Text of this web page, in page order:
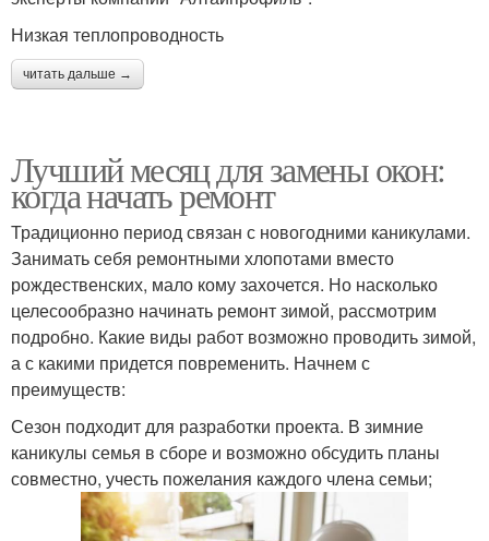
Низкая теплопроводность
читать дальше →
Лучший месяц для замены окон:
когда начать ремонт
Традиционно период связан с новогодними каникулами.
Занимать себя ремонтными хлопотами вместо
рождественских, мало кому захочется. Но насколько
целесообразно начинать ремонт зимой, рассмотрим
подробно. Какие виды работ возможно проводить зимой,
а с какими придется повременить. Начнем с
преимуществ:
Сезон подходит для разработки проекта. В зимние
каникулы семья в сборе и возможно обсудить планы
совместно, учесть пожелания каждого члена семьи;